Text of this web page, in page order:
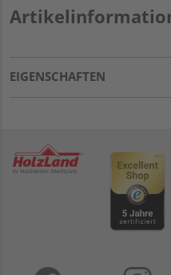
EIGENSCHAFTEN